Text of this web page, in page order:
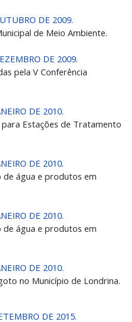
DE 2009.
de Meio Ambiente.
DE 2009.
pela V Conferência
DE 2010.
Estações de Tratamento
DE 2010.
de água e produtos em
DE 2010.
de água e produtos em
DE 2010.
no Município de Londrina.
DE 2015.